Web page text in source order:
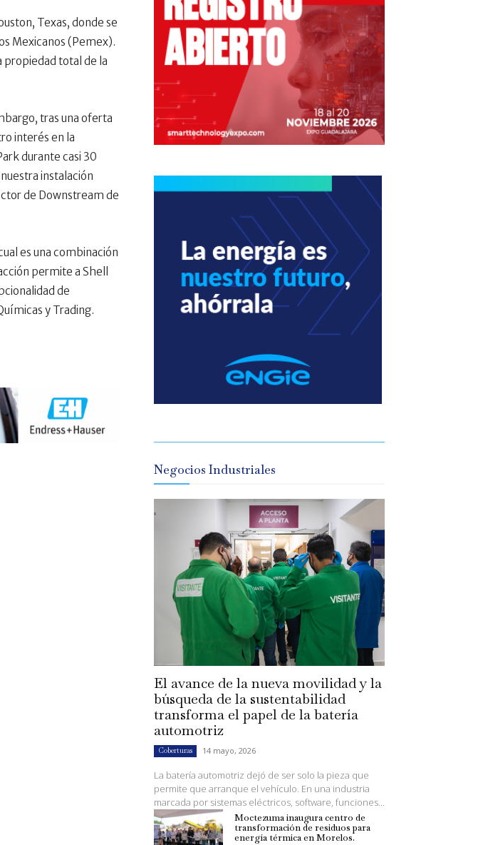
Texas, donde se
Mexicanos (Pemex).
propiedad total de la
tras una oferta
interés en la
durante casi 30
instalación
de Downstream de
es una combinación
permite a Shell
de
y Trading.
Negocios Industriales
El avance de la nueva movilidad y la
búsqueda de la sustentabilidad
transforma el papel de la batería
automotriz
Coberturas 14 mayo, 2026
La batería automotriz dejó de ser solo la pieza que
permite que arranque el vehículo. En una industria
marcada por sistemas eléctricos, software, funciones...
Moctezuma inaugura centro de
transformación de residuos para
energía térmica en Morelos.